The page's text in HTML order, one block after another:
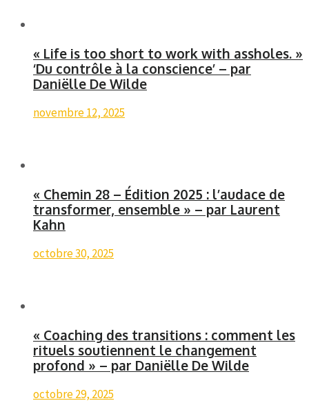
« Life is too short to work with assholes. »
‘Du contrôle à la conscience’ – par
Daniëlle De Wilde
novembre 12, 2025
« Chemin 28 – Édition 2025 : l’audace de
transformer, ensemble » – par Laurent
Kahn
octobre 30, 2025
« Coaching des transitions : comment les
rituels soutiennent le changement
profond » – par Daniëlle De Wilde
octobre 29, 2025